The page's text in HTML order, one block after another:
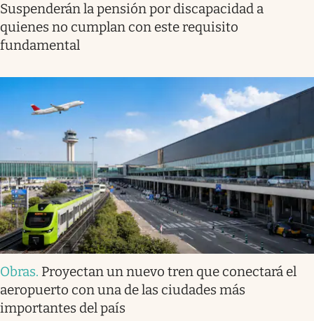
Suspenderán la pensión por discapacidad a
quienes no cumplan con este requisito
fundamental
Obras. Proyectan un nuevo tren que conectará el
aeropuerto con una de las ciudades más
importantes del país